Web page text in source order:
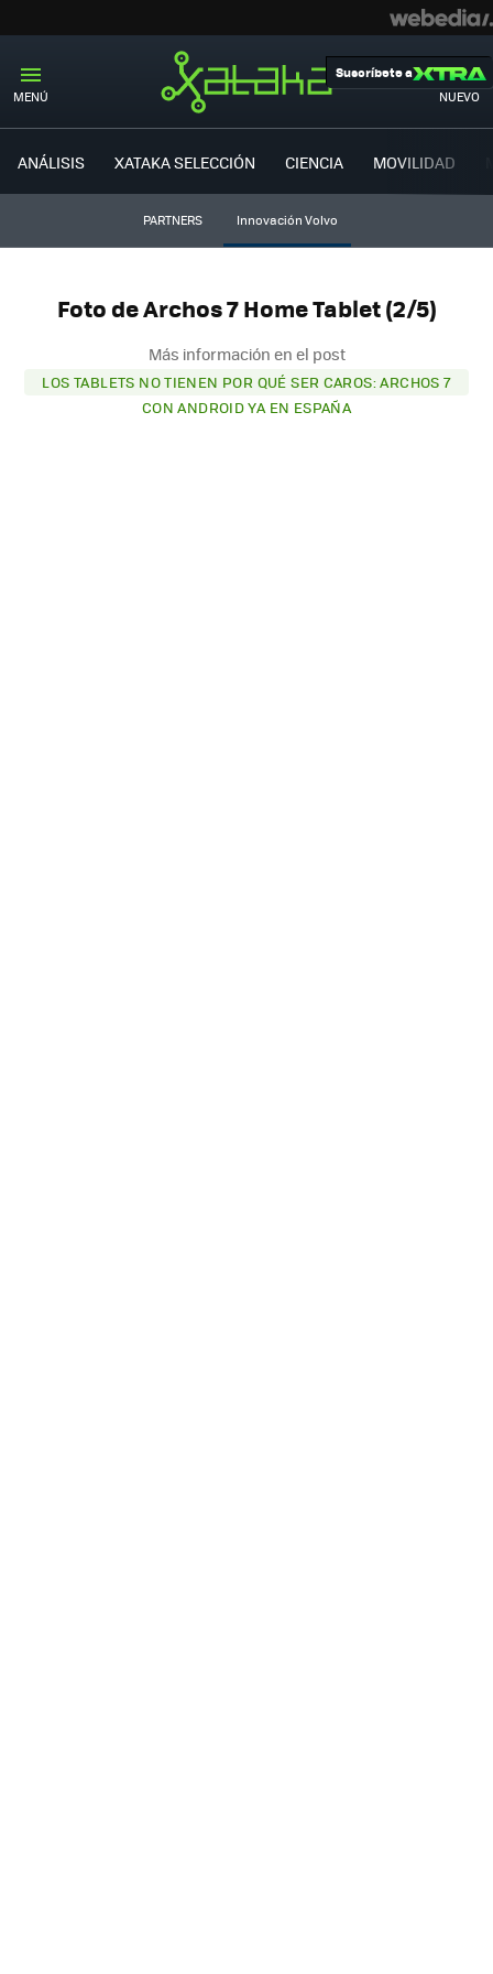
MENÚ NUEVO
Suscríbete a
ANÁLISIS XATAKA SELECCIÓN CIENCIA MOVILIDAD
PARTNERS Innovación Volvo
Foto de Archos 7 Home Tablet (2/5)
Más información en el post
LOS TABLETS NO TIENEN POR QUÉ SER CAROS: ARCHOS 7
CON ANDROID YA EN ESPAÑA